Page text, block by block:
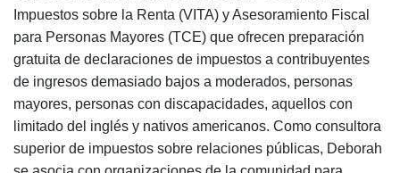
Impuestos sobre la Renta (VITA) y Asesoramiento Fiscal
para Personas Mayores (TCE) que ofrecen preparación
gratuita de declaraciones de impuestos a contribuyentes
de ingresos demasiado bajos a moderados, personas
mayores, personas con discapacidades, aquellos con
limitado del inglés y nativos americanos. Como consultora
superior de impuestos sobre relaciones públicas, Deborah